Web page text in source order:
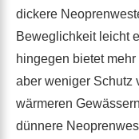
dickere
Beweglichkeit leicht
hingegen bietet
aber weniger Schutz
wärmeren
dünnere